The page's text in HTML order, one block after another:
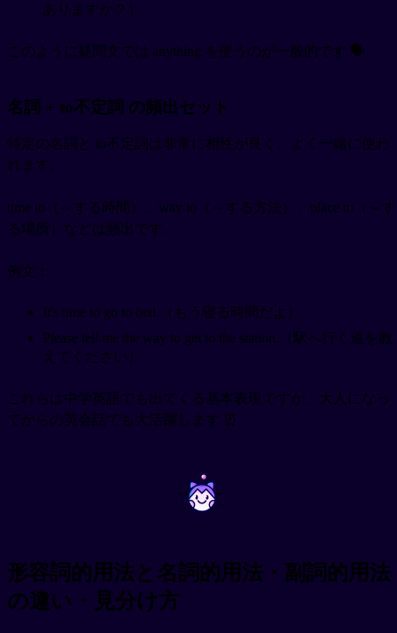
ありますか？）
このように疑問文では anything を使うのが一般的です 🗣️
名詞 + to不定詞 の頻出セット
特定の名詞と to不定詞は非常に相性が良く、よく一緒に使わ
れます。
time to（～する時間）、way to（～する方法）、place to（～す
る場所）などは頻出です。
例文：
It's time to go to bed.（もう寝る時間だよ）
Please tell me the way to get to the station.（駅へ行く道を教
えてください）
これらは中学英語でも出てくる基本表現ですが、大人になっ
てからの英会話でも大活躍します ⏰
~ ~
形容詞的用法と名詞的用法・副詞的用法
の違い・見分け方